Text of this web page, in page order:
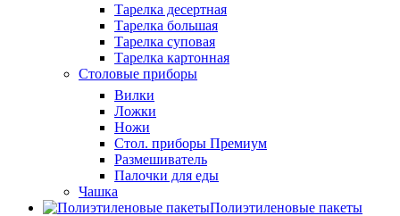
Тарелка десертная
Тарелка большая
Тарелка суповая
Тарелка картонная
Столовые приборы
Вилки
Ложки
Ножи
Стол. приборы Премиум
Размешиватель
Палочки для еды
Чашка
Полиэтиленовые пакеты